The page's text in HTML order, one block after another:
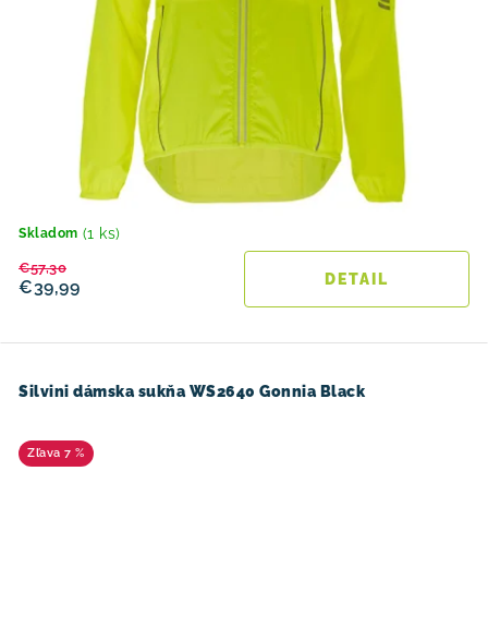
Skladom (1 ks)
€39,99
€57,30
DETAIL
Silvini dámska sukňa WS2640 Gonnia Black
7 %